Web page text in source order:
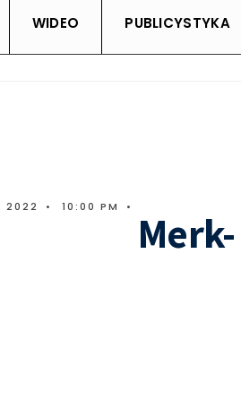
WIDEO PUBLICYSTYKA
2022 • 10:00 PM •
Merk-